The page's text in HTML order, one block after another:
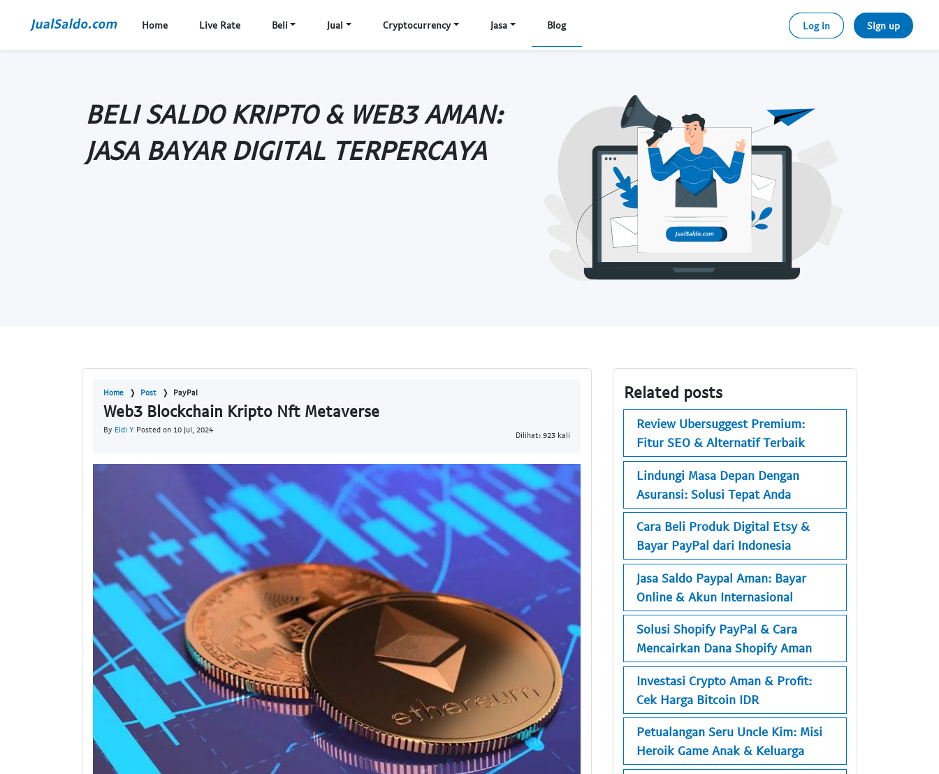
Home Live Rate Beli Jual Cryptocurrency Jasa Blog Log in Sign up
BELI SALDO KRIPTO & WEB3 AMAN:
JASA BAYAR DIGITAL TERPERCAYA
Home Post PayPal
Web3 Blockchain Kripto Nft Metaverse
By Eldi Y Posted on 10 Jul, 2024
Dilihat: 923 kali
Related posts
Review Ubersuggest Premium:
Fitur SEO & Alternatif Terbaik
Lindungi Masa Depan Dengan
Asuransi: Solusi Tepat Anda
Cara Beli Produk Digital Etsy &
Bayar PayPal dari Indonesia
Jasa Saldo Paypal Aman: Bayar
Online & Akun Internasional
Solusi Shopify PayPal & Cara
Mencairkan Dana Shopify Aman
Investasi Crypto Aman & Profit:
Cek Harga Bitcoin IDR
Petualangan Seru Uncle Kim: Misi
Heroik Game Anak & Keluarga